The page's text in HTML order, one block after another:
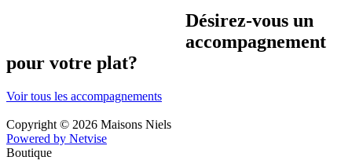
Désirez-vous un
accompagnement
pour votre plat?
Voir tous les accompagnements
Copyright © 2026 Maisons Niels
Powered by Netvise
Boutique